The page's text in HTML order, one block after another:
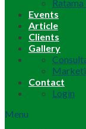
Events
Article
Clients
Gallery
Contact
Login
Menu